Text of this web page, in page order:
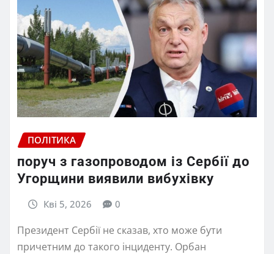
ПОЛІТИКА
поруч з газопроводом із Сербії до
Угорщини виявили вибухівку
Кві 5, 2026 0
Президент Сербії не сказав, хто може бути
причетним до такого інциденту. Орбан